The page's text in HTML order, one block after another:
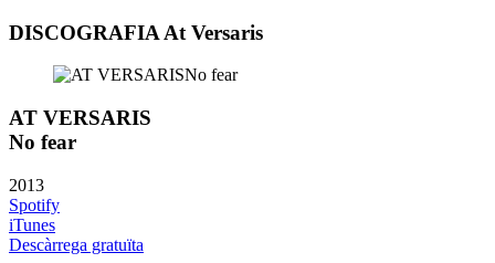
DISCOGRAFIA At Versaris
AT VERSARIS
No fear
2013
Spotify
iTunes
Descàrrega gratuïta